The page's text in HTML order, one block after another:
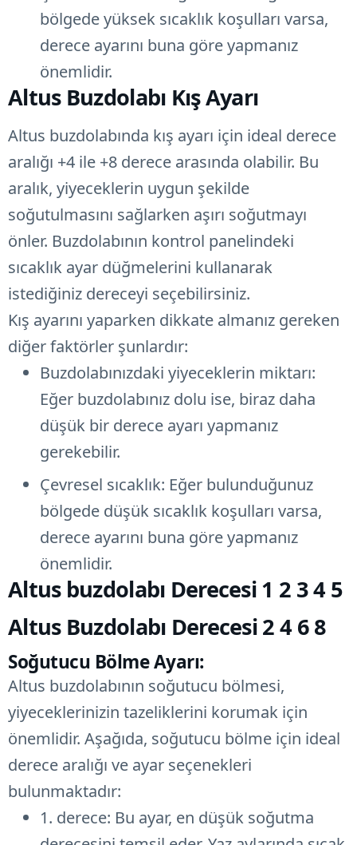
bölgede yüksek sıcaklık koşulları varsa,
derece ayarını buna göre yapmanız
önemlidir.
Altus Buzdolabı Kış Ayarı
Altus buzdolabında kış ayarı için ideal derece
aralığı +4 ile +8 derece arasında olabilir. Bu
aralık, yiyeceklerin uygun şekilde
soğutulmasını sağlarken aşırı soğutmayı
önler. Buzdolabının kontrol panelindeki
sıcaklık ayar düğmelerini kullanarak
istediğiniz dereceyi seçebilirsiniz.
Kış ayarını yaparken dikkate almanız gereken
diğer faktörler şunlardır:
Buzdolabınızdaki yiyeceklerin miktarı:
Eğer buzdolabınız dolu ise, biraz daha
düşük bir derece ayarı yapmanız
gerekebilir.
Çevresel sıcaklık: Eğer bulunduğunuz
bölgede düşük sıcaklık koşulları varsa,
derece ayarını buna göre yapmanız
önemlidir.
Altus buzdolabı Derecesi 1 2 3 4 5
Altus Buzdolabı Derecesi 2 4 6 8
Soğutucu Bölme Ayarı:
Altus buzdolabının soğutucu bölmesi,
yiyeceklerinizin tazeliklerini korumak için
önemlidir. Aşağıda, soğutucu bölme için ideal
derece aralığı ve ayar seçenekleri
bulunmaktadır:
1. derece: Bu ayar, en düşük soğutma